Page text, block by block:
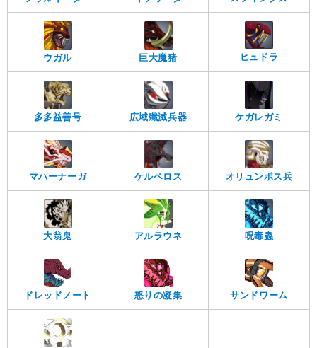
ウガル 巨大魔猪 ヒュドラ
多多益善号 広域殲滅兵器 ケガレガミ
マハーナーガ ケルベロス オリュンポス兵
大翁鬼 アルラウネ 呪毒蟲
ドレッドノート 怒りの凝集 サンドワーム